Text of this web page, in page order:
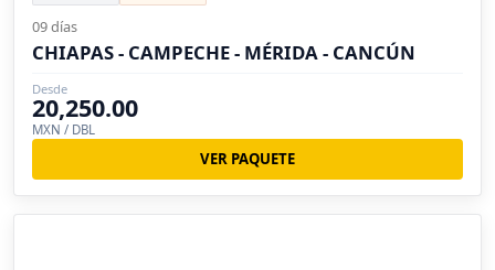
09 días
CHIAPAS - CAMPECHE - MÉRIDA - CANCÚN
Desde
20,250.00
MXN / DBL
VER PAQUETE